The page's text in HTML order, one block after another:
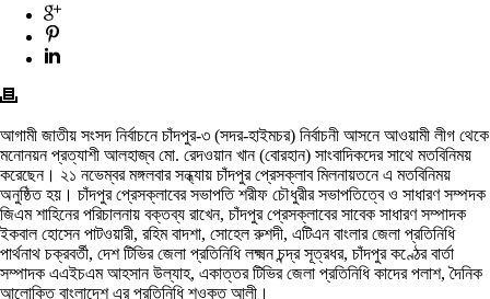
আগামী জাতীয় সংসদ নির্বাচনে চাঁদপুর-৩ (সদর-হাইমচর) নির্বাচনী আসনে আওয়ামী লীগ থেকে
মনোনয়ন প্রত্যাশী আলহাজ্ব মো. রেদওয়ান খান (বোরহান) সাংবাদিকদের সাথে মতবিনিময়
করেছেন। ২১ নভেম্বর মঙ্গলবার সন্ধ্যায় চাঁদপুর প্রেসক্লাব মিলনায়তনে এ মতবিনিময়
অনুষ্ঠিত হয়। চাঁদপুর প্রেসক্লাবের সভাপতি শরীফ চৌধুরীর সভাপতিত্বে ও সাধারণ সম্পদক
জিএম শাহিনের পরিচালনায় বক্তব্য রাখেন, চাঁদপুর প্রেসক্লাবের সাবেক সাধারণ সম্পাদক
ইকবাল হোসেন পাটওয়ারী, রহিম বাদশা, সোহেল রুশদী, এটিএন বাংলার জেলা প্রতিনিধি
পার্থনাথ চক্রবর্তী, দেশ টিভির জেলা প্রতিনিধি লক্ষ্মন চন্দ্র সূত্রধর, চাঁদপুর কণ্ঠের বার্তা
সম্পাদক এএইচএম আহসান উল্যাহ, একাত্তর টিভির জেলা প্রতিনিধি কাদের পলাশ, দৈনিক
আলোকিত বাংলাদেশ এর প্রতিনিধি শওকত আলী।